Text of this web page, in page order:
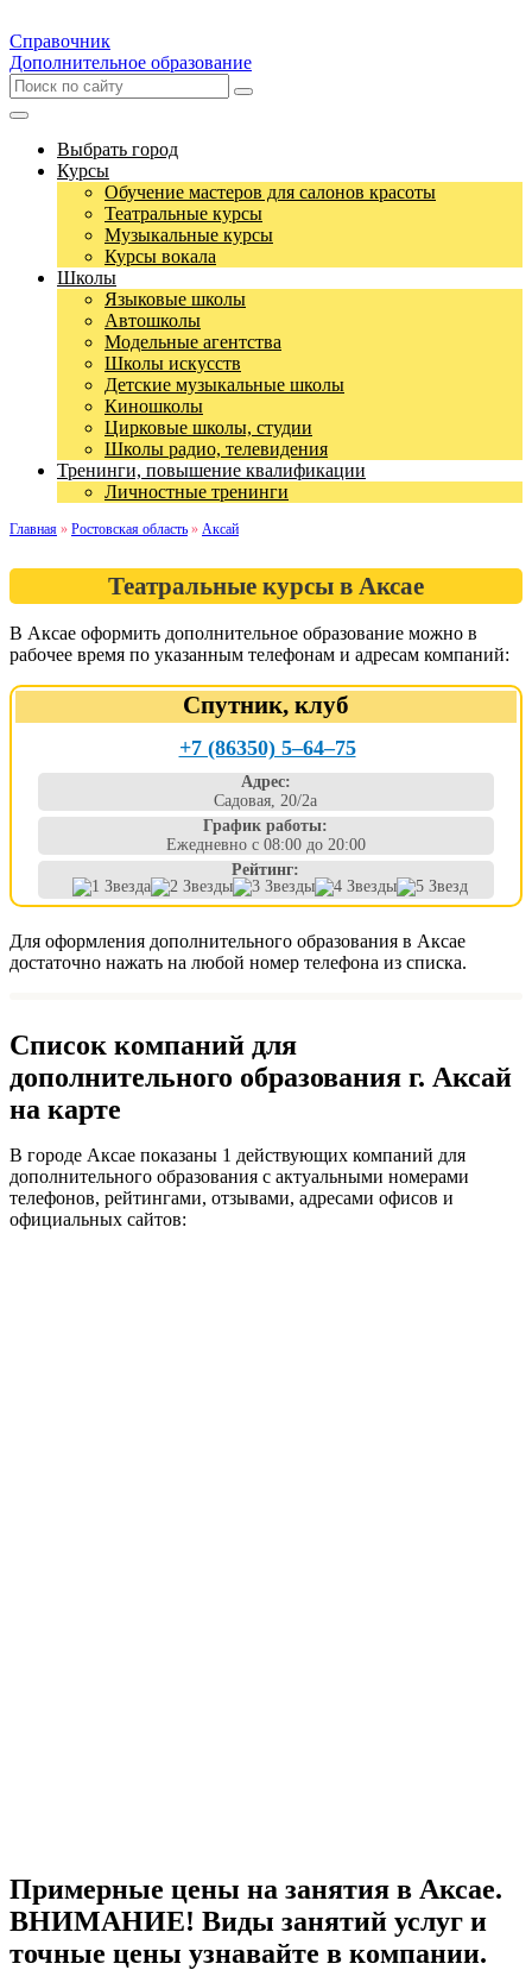
Справочник
Дополнительное образование
Выбрать город
Курсы
Обучение мастеров для салонов красоты
Театральные курсы
Музыкальные курсы
Курсы вокала
Школы
Языковые школы
Автошколы
Модельные агентства
Школы искусств
Детские музыкальные школы
Киношколы
Цирковые школы, студии
Школы радио, телевидения
Тренинги, повышение квалификации
Личностные тренинги
Главная » Ростовская область » Аксай
Театральные курсы в Аксае
В Аксае оформить дополнительное образование можно в
рабочее время по указанным телефонам и адресам компаний:
Спутник, клуб
+7 (86350) 5‒64‒75
Адрес:
Садовая, 20/2а
График работы:
Ежедневно с 08:00 до 20:00
Рейтинг:
Для оформления дополнительного образования в Аксае
достаточно нажать на любой номер телефона из списка.
Список компаний для
дополнительного образования г. Аксай
на карте
В городе Аксае показаны 1 действующих компаний для
дополнительного образования с актуальными номерами
телефонов, рейтингами, отзывами, адресами офисов и
официальных сайтов:
Примерные цены на занятия в Аксае.
ВНИМАНИЕ! Виды занятий услуг и
точные цены узнавайте в компании.